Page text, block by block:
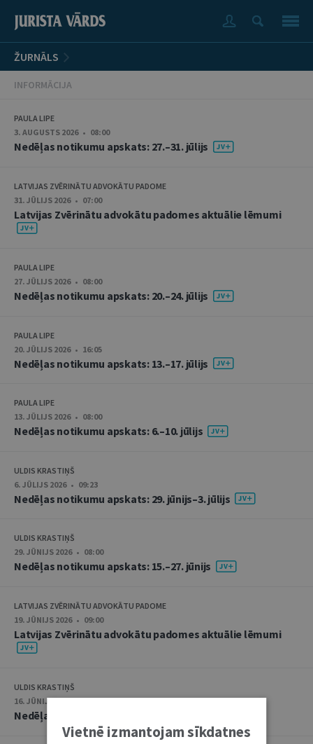
ŽURNĀLS
INFORMĀCIJA
PAULA LIPE
3. AUGUSTS 2026 • 08:00
Nedēļas notikumu apskats: 27.–31. jūlijs
LATVIJAS ZVĒRINĀTU ADVOKĀTU PADOME
31. JŪLIJS 2026 • 07:00
Latvijas Zvērinātu advokātu padomes aktuālie lēmumi
PAULA LIPE
27. JŪLIJS 2026 • 08:00
Nedēļas notikumu apskats: 20.–24. jūlijs
PAULA LIPE
20. JŪLIJS 2026 • 16:05
Nedēļas notikumu apskats: 13.–17. jūlijs
PAULA LIPE
13. JŪLIJS 2026 • 08:00
Nedēļas notikumu apskats: 6.–10. jūlijs
ULDIS KRASTIŅŠ
6. JŪLIJS 2026 • 09:23
Nedēļas notikumu apskats: 29. jūnijs–3. jūlijs
ULDIS KRASTIŅŠ
29. JŪNIJS 2026 • 08:00
Nedēļas notikumu apskats: 15.–27. jūnijs
LATVIJAS ZVĒRINĀTU ADVOKĀTU PADOME
19. JŪNIJS 2026 • 09:00
Latvijas Zvērinātu advokātu padomes aktuālie lēmumi
ULDIS KRASTIŅŠ
16. JŪNIJS 2026 • 08:00
Nedēļas notikumu apskats: 8.-12. jūnijs
Vietnē izmantojam sīkdatnes